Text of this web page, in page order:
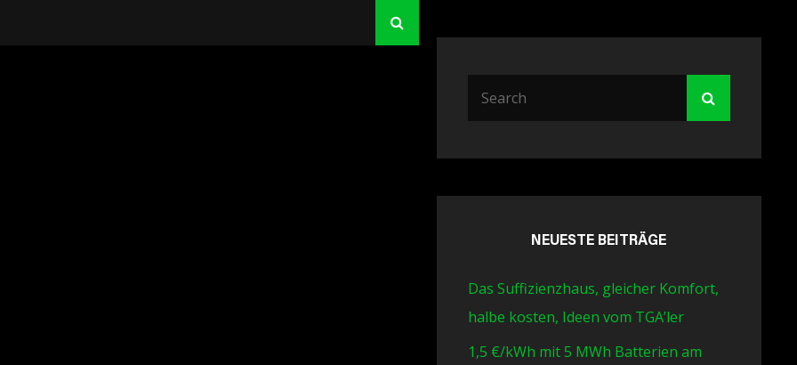
NEUESTE BEITRÄGE
Das Suffizienzhaus, gleicher Komfort,
halbe kosten, Ideen vom TGA’ler
1,5 €/kWh mit 5 MWh Batterien am